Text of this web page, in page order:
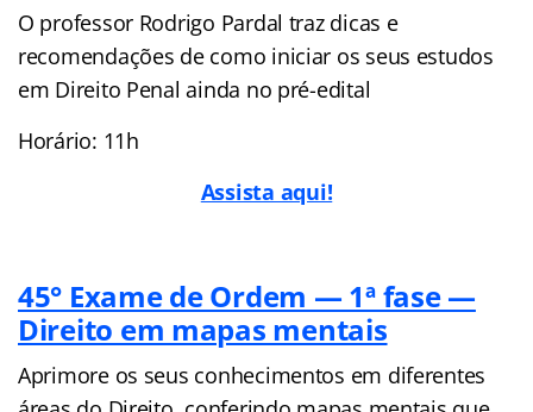
O professor Rodrigo Pardal traz dicas e
recomendações de como iniciar os seus estudos
em Direito Penal ainda no pré-edital
Horário: 11h
Assista aqui!
45° Exame de Ordem — 1ª fase —
Direito em mapas mentais
Aprimore os seus conhecimentos em diferentes